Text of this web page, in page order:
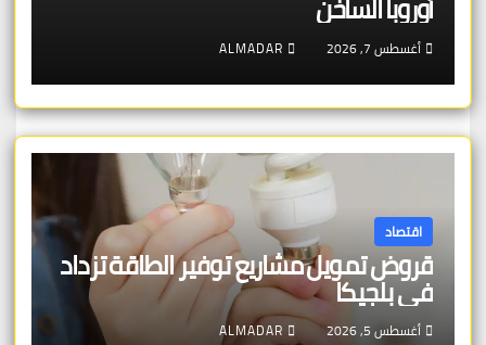
أغسطس 7, 2026 ALMADAR
اقتصاد
قروض تمويل مشاريع توفير الطاقة تزداد
في بلجيكا
أغسطس 5, 2026 ALMADAR